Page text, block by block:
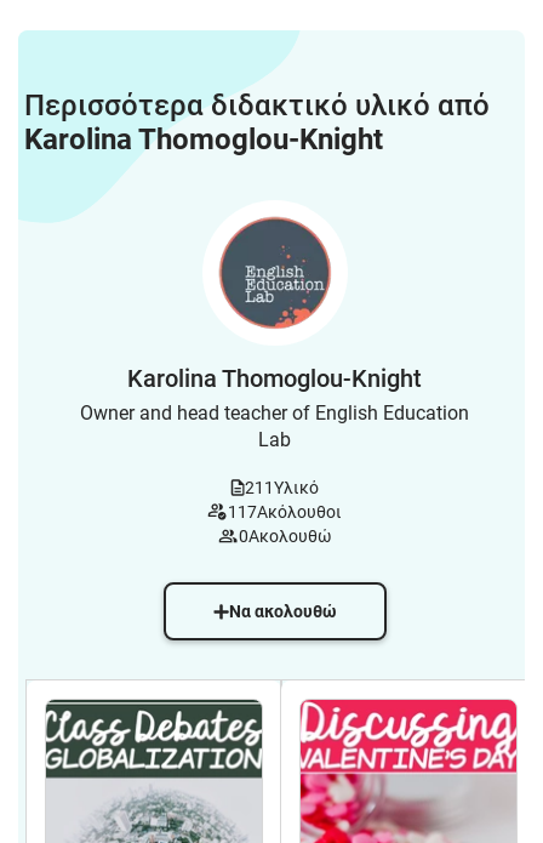
Περισσότερα διδακτικό υλικό από
Karolina Thomoglou-Knight
Karolina Thomoglou-Knight
Owner and head teacher of English Education
Lab
211Υλικό
117Ακόλουθοι
0Ακολουθώ
Να ακολουθώ